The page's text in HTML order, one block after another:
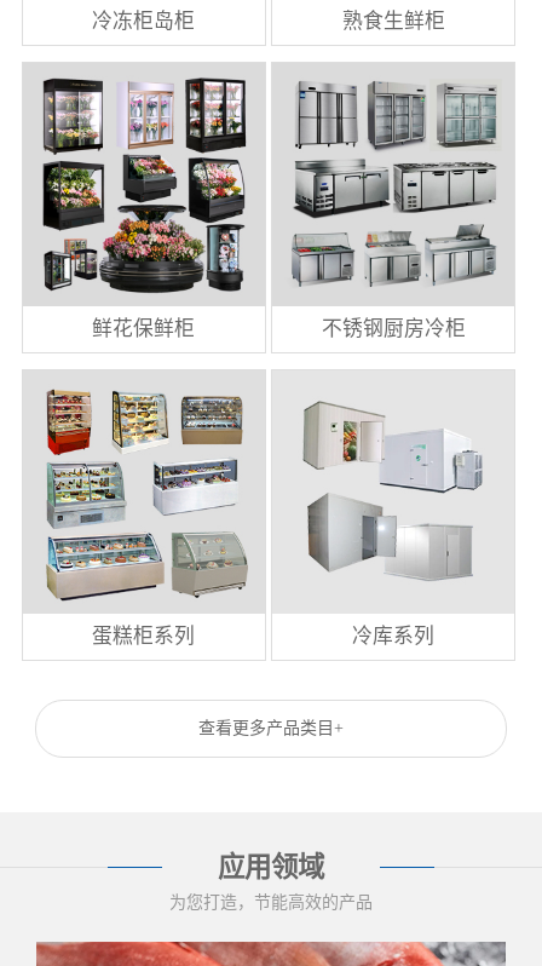
冷冻柜岛柜 熟食生鲜柜
鲜花保鲜柜 不锈钢厨房冷柜
蛋糕柜系列 冷库系列
查看更多产品类目+
应用领域
为您打造，节能高效的产品